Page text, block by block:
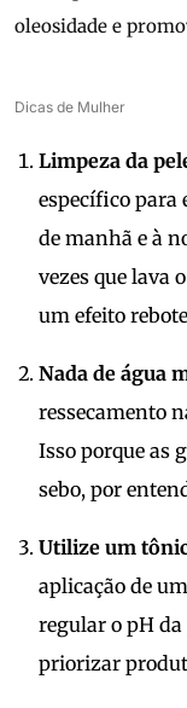
oleosidade e
Dicas de Mulher
Limpeza da
específico para
de manhã e à
vezes que lava
um efeito
Nada de água
ressecamento
Isso porque as
sebo, por
Utilize um
aplicação de
regular o pH da
priorizar